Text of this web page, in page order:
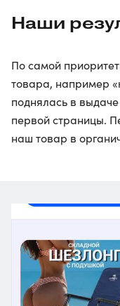
Наши
По самой
товара, например
поднялась в
первой страницы.
наш товар в